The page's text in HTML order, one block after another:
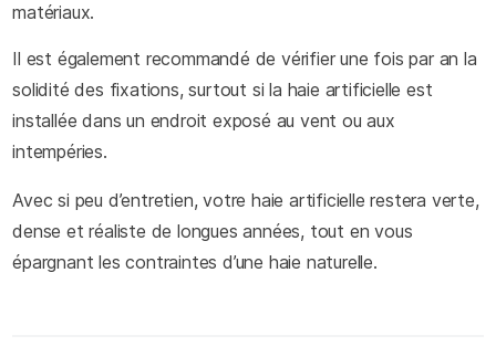
matériaux.
Il est également recommandé de vérifier une fois par an la
solidité des fixations, surtout si la haie artificielle est
installée dans un endroit exposé au vent ou aux
intempéries.
Avec si peu d’entretien, votre haie artificielle restera verte,
dense et réaliste de longues années, tout en vous
épargnant les contraintes d’une haie naturelle.